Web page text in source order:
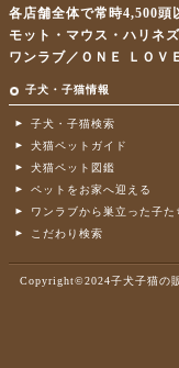
各店舗全体で常時4,500頭
モット・マウス・ハリネ
ワンラブ／ＯＮＥ ＬＯＶ
子犬・子猫情報
子犬・子猫検索
犬猫ペットガイド
犬猫ペット図鑑
ペットをお家へ迎える
ワンラブから巣立った子た
こだわり検索
Copyright©2024子犬子猫の